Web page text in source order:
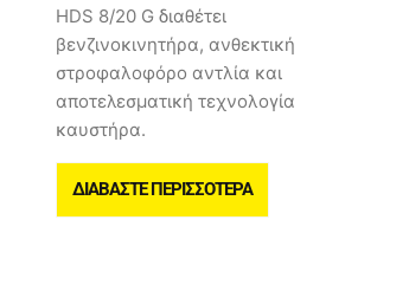
HDS 8/20 G διαθέτει
βενζινοκινητήρα, ανθεκτική
στροφαλοφόρο αντλία και
αποτελεσματική τεχνολογία
καυστήρα.
ΔΙΑΒΆΣΤΕ ΠΕΡΙΣΣΌΤΕΡΑ